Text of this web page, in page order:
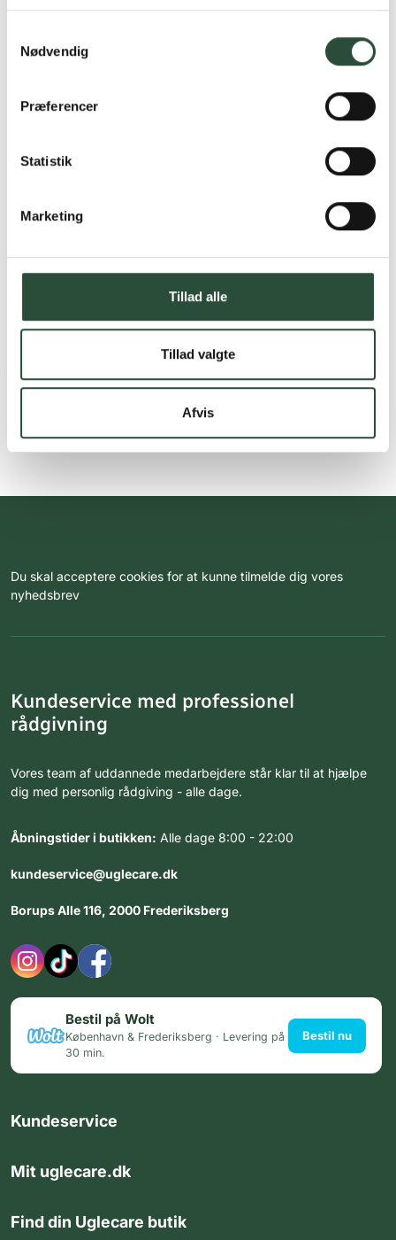
Nødvendig
Præferencer
Statistik
Marketing
Tillad alle
Tillad valgte
Afvis
Du skal acceptere cookies for at kunne tilmelde dig vores
nyhedsbrev
Kundeservice med professionel
rådgivning
Vores team af uddannede medarbejdere står klar til at hjælpe
dig med personlig rådgiving - alle dage.
Åbningstider i butikken: Alle dage 8:00 - 22:00
kundeservice@uglecare.dk
Borups Alle 116, 2000 Frederiksberg
Bestil på Wolt
København & Frederiksberg · Levering på
30 min.
Bestil nu
Kundeservice
Mit uglecare.dk
Find din Uglecare butik